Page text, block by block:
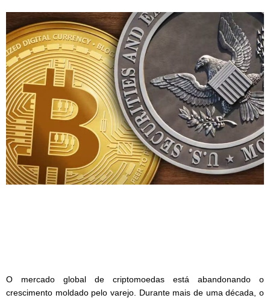
O mercado global de criptomoedas está abandonando o
crescimento moldado pelo varejo. Durante mais de uma década, o